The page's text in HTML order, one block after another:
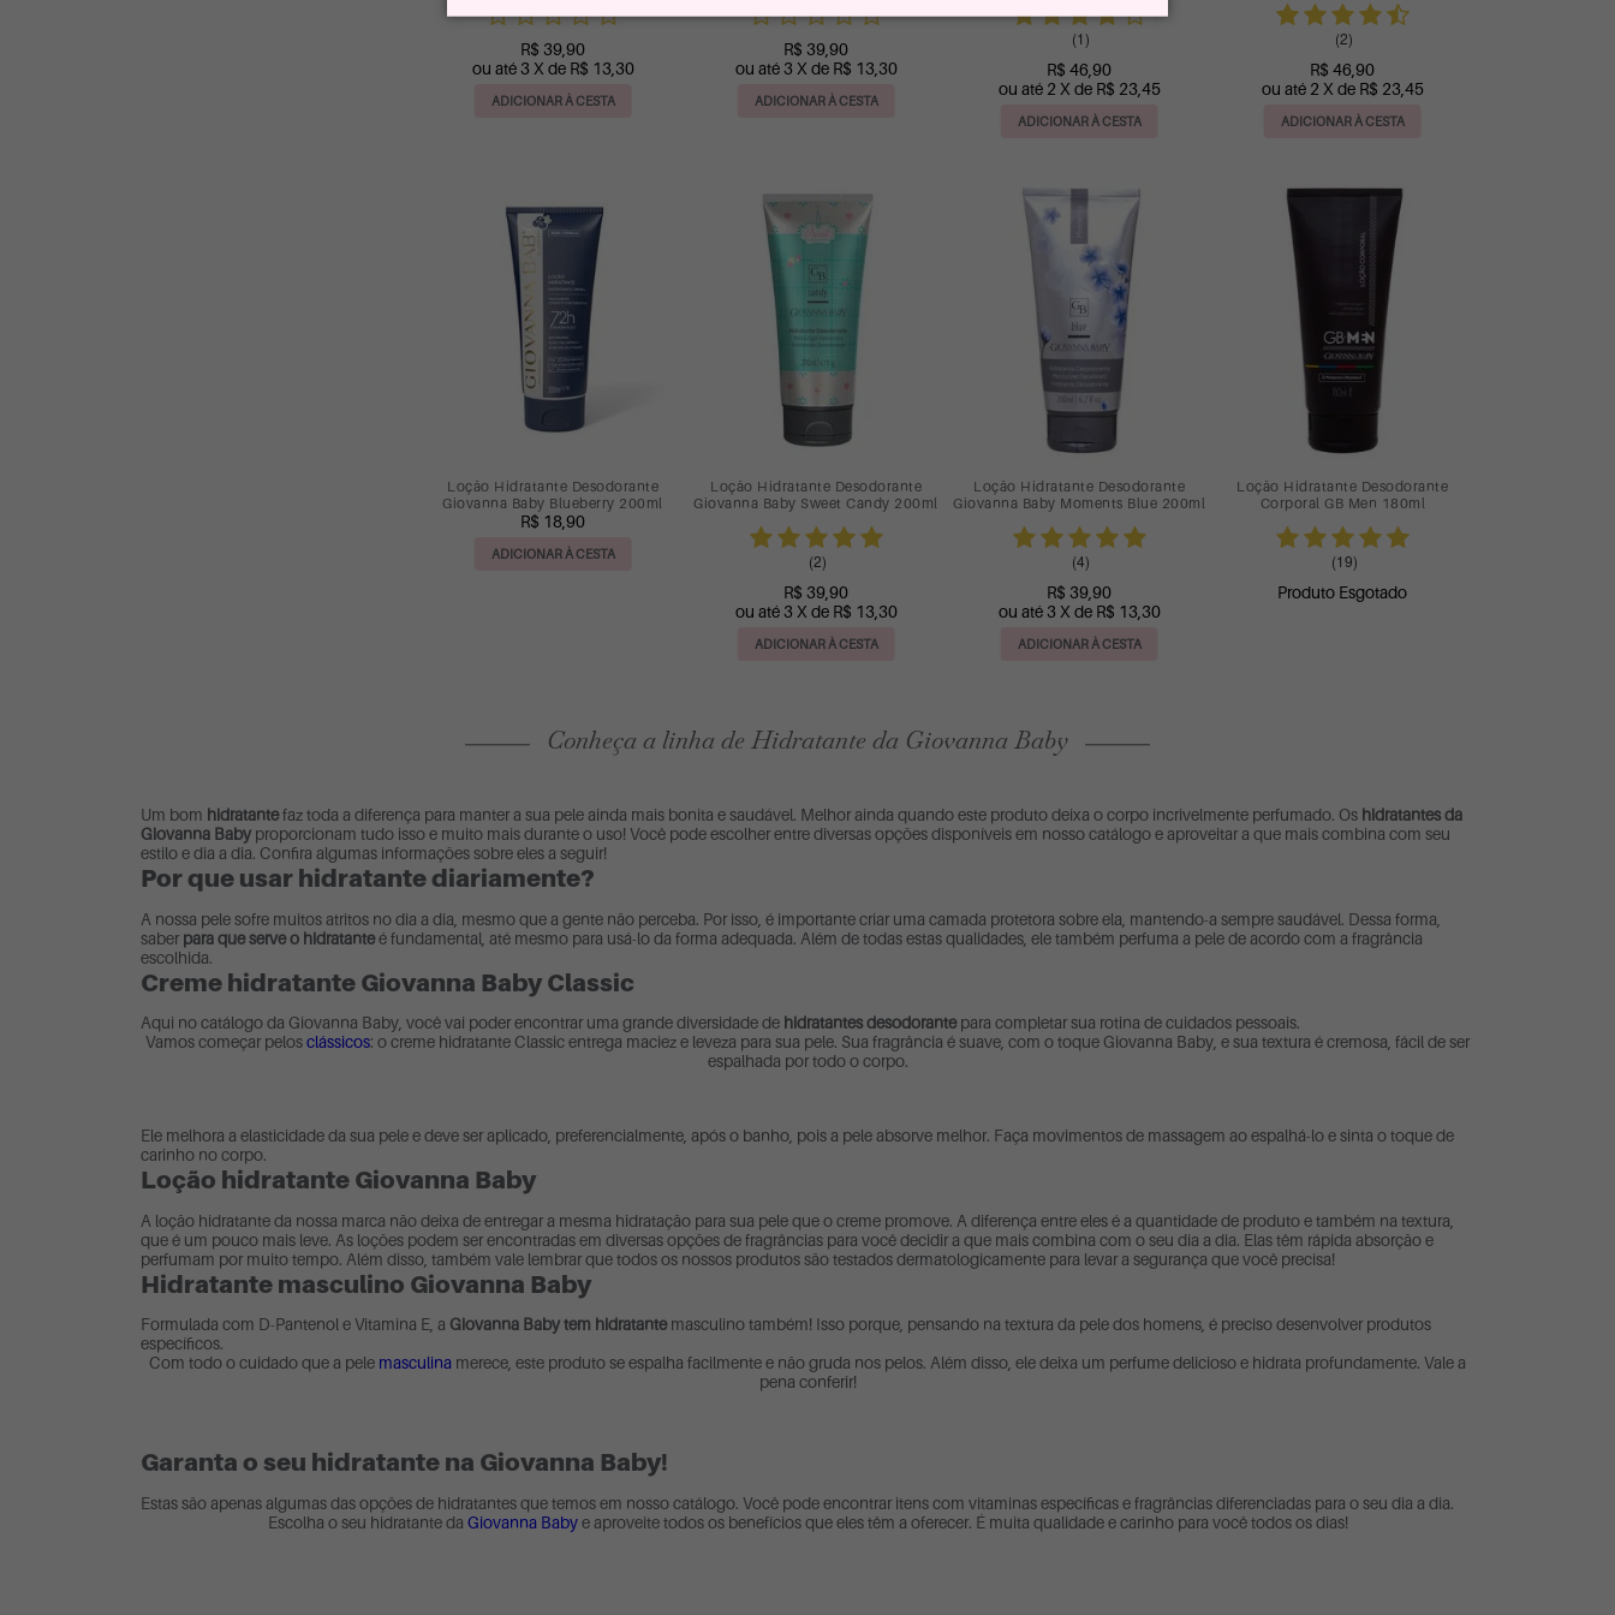
R$ 39,90
ou até 3 X de R$ 13,30
ADICIONAR À CESTA
R$ 39,90
ou até 3 X de R$ 13,30
ADICIONAR À CESTA
(1)
R$ 46,90
ou até 2 X de R$ 23,45
ADICIONAR À CESTA
(2)
R$ 46,90
ou até 2 X de R$ 23,45
ADICIONAR À CESTA
Loção Hidratante Desodorante
Giovanna Baby Blueberry 200ml
R$ 18,90
ADICIONAR À CESTA
Loção Hidratante Desodorante
Giovanna Baby Sweet Candy 200ml
(2)
R$ 39,90
ou até 3 X de R$ 13,30
ADICIONAR À CESTA
Loção Hidratante Desodorante
Giovanna Baby Moments Blue 200ml
(4)
R$ 39,90
ou até 3 X de R$ 13,30
ADICIONAR À CESTA
Loção Hidratante Desodorante
Corporal GB Men 180ml
(19)
Produto Esgotado
Conheça a linha de Hidratante da Giovanna Baby
Um bom hidratantefaz toda a diferença para manter a sua pele ainda mais bonita e saudável. Melhor ainda quando este produto deixa o corpo incrivelmente perfumado. Os hidratantes da
Giovanna Baby proporcionam tudo isso e muito mais durante o uso! Você pode escolher entre diversas opções disponíveis em nosso catálogo e aproveitar a que mais combina com seu
estilo e dia a dia. Confira algumas informações sobre eles a seguir!
Por que usar hidratante diariamente?
A nossa pele sofre muitos atritos no dia a dia, mesmo que a gente não perceba. Por isso, é importante criar uma camada protetora sobre ela, mantendo-a sempre saudável. Dessa forma,
saber para que serve o hidratanteé fundamental, até mesmo para usá-lo da forma adequada. Além de todas estas qualidades, ele também perfuma a pele de acordo com a fragrância
escolhida.
Creme hidratante Giovanna Baby Classic
Aqui no catálogo da Giovanna Baby, você vai poder encontrar uma grande diversidade de hidratantes desodorantepara completar sua rotina de cuidados pessoais.
Vamos começar pelosclássicos: o creme hidratante Classic entrega maciez e leveza para sua pele. Sua fragrância é suave, com o toque Giovanna Baby, e sua textura é cremosa, fácil de ser
espalhada por todo o corpo.
Ele melhora a elasticidade da sua pele e deve ser aplicado, preferencialmente, após o banho, pois a pele absorve melhor. Faça movimentos de massagem ao espalhá-lo e sinta o toque de
carinho no corpo.
Loção hidratante Giovanna Baby
A loção hidratante da nossa marca não deixa de entregar a mesma hidratação para sua pele que o creme promove. A diferença entre eles é a quantidade de produto e também na textura,
que é um pouco mais leve. As loções podem ser encontradas em diversas opções de fragrâncias para você decidir a que mais combina com o seu dia a dia. Elas têm rápida absorção e
perfumam por muito tempo. Além disso, também vale lembrar que todos os nossos produtos são testados dermatologicamente para levar a segurança que você precisa!
Hidratante masculino Giovanna Baby
Formulada com D-Pantenol e Vitamina E, a Giovanna Baby tem hidratantemasculino também! Isso porque, pensando na textura da pele dos homens, é preciso desenvolver produtos
específicos.
Com todo o cuidado que a pele masculina merece, este produto se espalha facilmente e não gruda nos pelos. Além disso, ele deixa um perfume delicioso e hidrata profundamente. Vale a
pena conferir!
Garanta o seu hidratante na Giovanna Baby!
Estas são apenas algumas das opções de hidratantes que temos em nosso catálogo. Você pode encontrar itens com vitaminas específicas e fragrâncias diferenciadas para o seu dia a dia.
Escolha o seu hidratante da Giovanna Babye aproveite todos os benefícios que eles têm a oferecer. É muita qualidade e carinho para você todos os dias!